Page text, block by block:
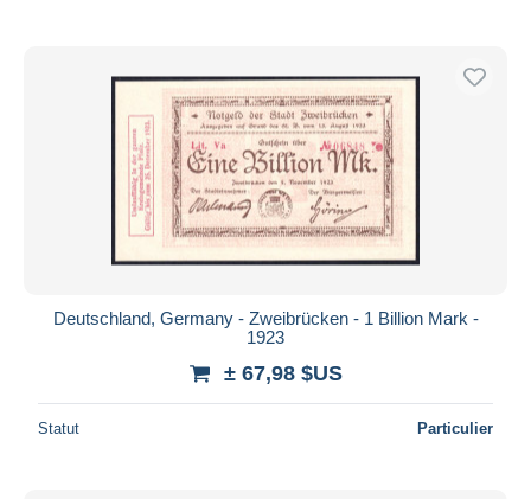
Deutschland, Germany - Zweibrücken - 1 Billion Mark -
1923
± 67,98 $US
Statut Particulier